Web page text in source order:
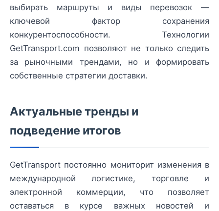
выбирать маршруты и виды перевозок —
ключевой фактор сохранения
конкурентоспособности. Технологии
GetTransport.com позволяют не только следить
за рыночными трендами, но и формировать
собственные стратегии доставки.
Актуальные тренды и
подведение итогов
GetTransport постоянно мониторит изменения в
международной логистике, торговле и
электронной коммерции, что позволяет
оставаться в курсе важных новостей и